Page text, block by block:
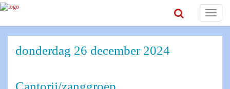
Toggle
donderdag 26 december 2024
Cantorij/zanggroep